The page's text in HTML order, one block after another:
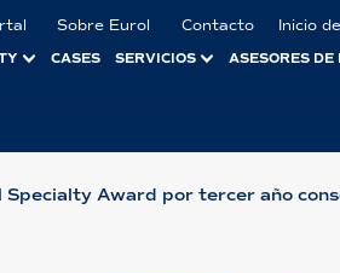
Sobre Eurol Contacto Inicio
CASES SERVICIOS
ASESORES DE
Specialty Award por tercer año